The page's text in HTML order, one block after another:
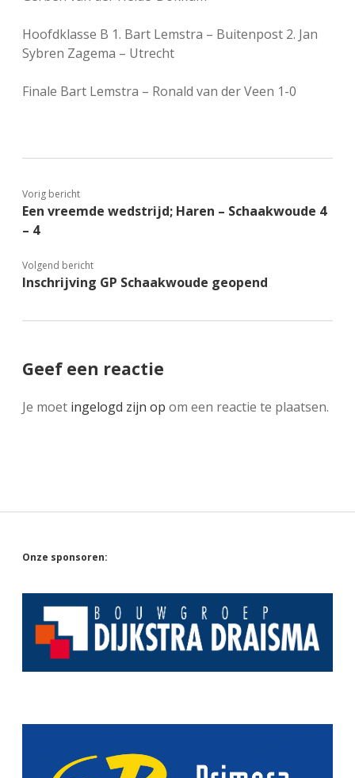
Hoofdklasse B 1. Bart Lemstra – Buitenpost 2. Jan
Sybren Zagema – Utrecht
Finale Bart Lemstra – Ronald van der Veen 1-0
Vorig bericht
Een vreemde wedstrijd; Haren – Schaakwoude 4
– 4
Volgend bericht
Inschrijving GP Schaakwoude geopend
Geef een reactie
Je moet ingelogd zijn op om een reactie te plaatsen.
Sidebar
Onze sponsoren: